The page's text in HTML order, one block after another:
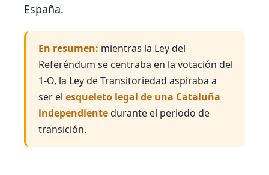
España.
En resumen: mientras la Ley del
Referéndum se centraba en la votación del
1‑O, la Ley de Transitoriedad aspiraba a
ser el esqueleto legal de una Cataluña
independientedurante el periodo de
transición.